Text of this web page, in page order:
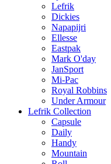
Lefrik
Dickies
Napapijri
Ellesse
Eastpak
Mark O'day
JanSport
Mi-Pac
Royal Robbins
Under Armour
Lefrik Collection
Capsule
Daily
Handy
Mountain